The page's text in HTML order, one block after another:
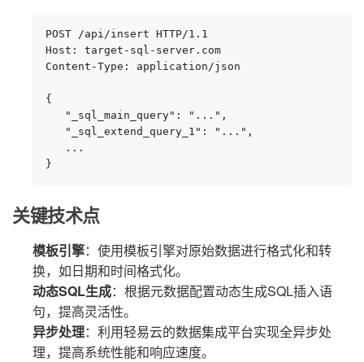
POST /api/insert HTTP/1.1
Host: target-sql-server.com
Content-Type: application/json
{
   "_sql_main_query": "...",
   "_sql_extend_query_1": "...",
   ...
}
关键技术点
模板引擎：使用模板引擎对原始数据进行格式化和转
换，如日期和时间格式化。
动态SQL生成：根据元数据配置动态生成SQL插入语
句，提高灵活性。
异步处理：利用轻易云的数据集成平台实现全异步处
理，提高系统性能和响应速度。